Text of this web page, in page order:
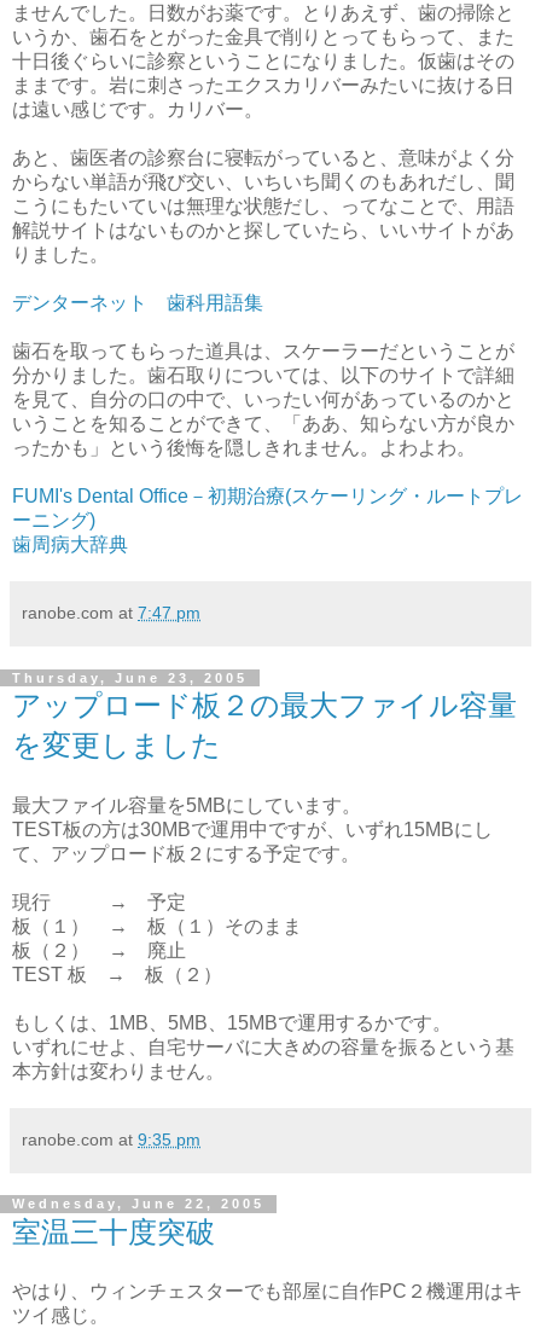
ませんでした。日数がお薬です。とりあえず、歯の掃除と
いうか、歯石をとがった金具で削りとってもらって、また
十日後ぐらいに診察ということになりました。仮歯はその
ままです。岩に刺さったエクスカリバーみたいに抜ける日
は遠い感じです。カリバー。
あと、歯医者の診察台に寝転がっていると、意味がよく分
からない単語が飛び交い、いちいち聞くのもあれだし、聞
こうにもたいていは無理な状態だし、ってなことで、用語
解説サイトはないものかと探していたら、いいサイトがあ
りました。
デンターネット 歯科用語集
歯石を取ってもらった道具は、スケーラーだということが
分かりました。歯石取りについては、以下のサイトで詳細
を見て、自分の口の中で、いったい何があっているのかと
いうことを知ることができて、「ああ、知らない方が良か
ったかも」という後悔を隠しきれません。よわよわ。
FUMI's Dental Office－初期治療(スケーリング・ルートプレ
ーニング)
歯周病大辞典
ranobe.com at 7:47 pm
Thursday, June 23, 2005
アップロード板２の最大ファイル容量
を変更しました
最大ファイル容量を5MBにしています。
TEST板の方は30MBで運用中ですが、いずれ15MBにし
て、アップロード板２にする予定です。
現行 → 予定
板（１） → 板（１）そのまま
板（２） → 廃止
TEST 板 → 板（２）
もしくは、1MB、5MB、15MBで運用するかです。
いずれにせよ、自宅サーバに大きめの容量を振るという基
本方針は変わりません。
ranobe.com at 9:35 pm
Wednesday, June 22, 2005
室温三十度突破
やはり、ウィンチェスターでも部屋に自作PC２機運用はキ
ツイ感じ。